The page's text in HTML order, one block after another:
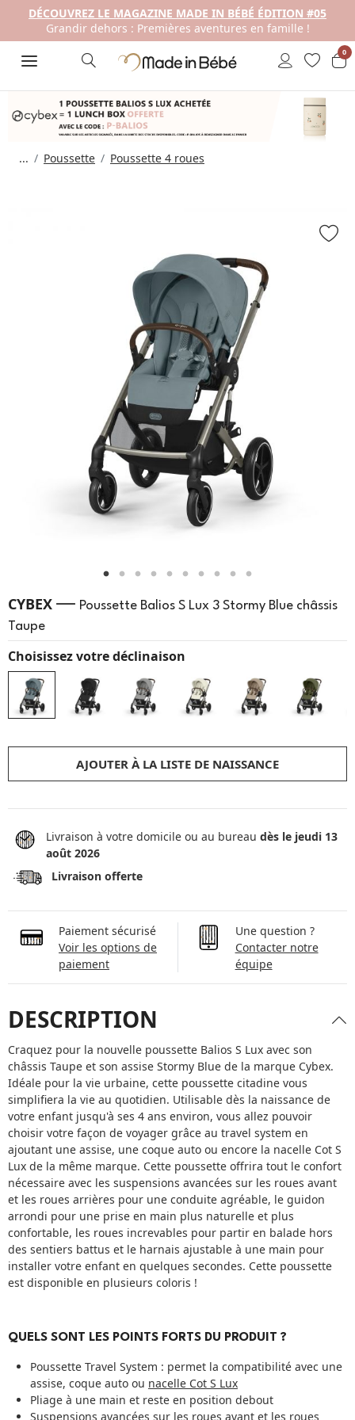
DÉCOUVREZ LE MAGAZINE MADE IN BÉBÉ ÉDITION #05
Grandir dehors : Premières aventures en famille !
0
... Poussette Poussette 4 roues
CYBEX — Poussette Balios S Lux 3 Stormy Blue châssis
Taupe
Choisissez votre déclinaison
AJOUTER À LA LISTE DE NAISSANCE
Livraison à votre domicile ou au bureau dès le jeudi 13
août 2026
Livraison offerte
Paiement sécurisé
Voir les options de
paiement
Une question ?
Contacter notre
équipe
DESCRIPTION
Craquez pour la nouvelle poussette Balios S Lux avec son
châssis Taupe et son assise Stormy Blue de la marque Cybex.
Idéale pour la vie urbaine, cette poussette citadine vous
simplifiera la vie au quotidien. Utilisable dès la naissance de
votre enfant jusqu'à ses 4 ans environ, vous allez pouvoir
choisir votre façon de voyager grâce au travel system en
ajoutant une assise, une coque auto ou encore la nacelle Cot S
Lux de la même marque. Cette poussette offrira tout le confort
nécessaire avec les suspensions avancées sur les roues avant
et les roues arrières pour une conduite agréable, le guidon
arrondi pour une prise en main plus naturelle et plus
confortable, les roues increvables pour partir en balade hors
des sentiers battus et le harnais ajustable à une main pour
installer votre enfant en quelques secondes. Cette poussette
est disponible en plusieurs coloris !
QUELS SONT LES POINTS FORTS DU PRODUIT ?
Poussette Travel System : permet la compatibilité avec une
assise, coque auto ou nacelle Cot S Lux
Pliage à une main et reste en position debout
Suspensions avancées sur les roues avant et les roues